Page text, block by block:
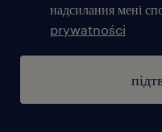
надсилання мені
prywatności